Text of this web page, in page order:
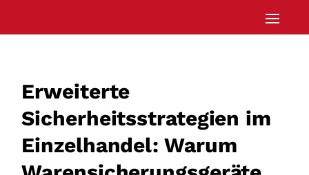
Erweiterte
Sicherheitsstrategien im
Einzelhandel: Warum